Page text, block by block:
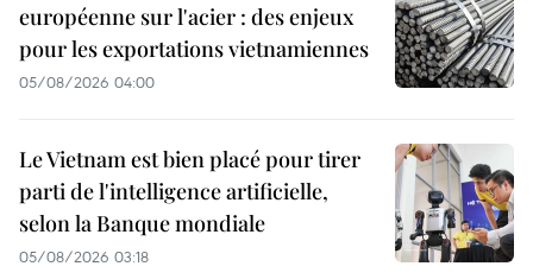
européenne sur l'acier : des enjeux
pour les exportations vietnamiennes
05/08/2026 04:00
Le Vietnam est bien placé pour tirer
parti de l'intelligence artificielle,
selon la Banque mondiale
05/08/2026 03:18